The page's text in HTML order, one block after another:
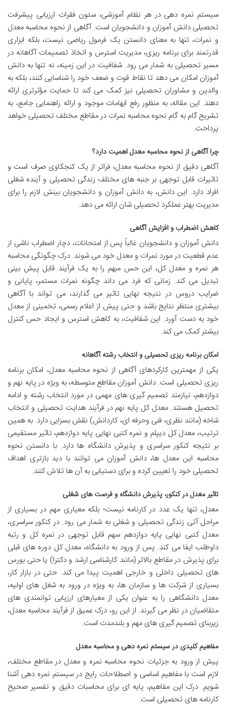
سیستم نمره دهی در هر نظام آموزشی، ستون فقرات ارزیابی پیشرفت
تحصیلی دانش آموزان و دانشجویان است. آگاهی از نحوه محاسبه معدل
و نمرات، تنها به معنای دانستن یک فرمول ریاضی نیست، بلکه ابزاری
قدرتمند برای برنامه ریزی، مدیریت استرس و اتخاذ تصمیمات آگاهانه در
مسیر تحصیلی به شمار می رود. شفافیت در این زمینه، نه تنها به دانش
آموزان امکان می دهد تا نقاط قوت و ضعف خود را شناسایی کنند، بلکه به
والدین و مشاوران تحصیلی نیز کمک می کند تا حمایت مؤثرتری ارائه
دهند. این مقاله، به منظور رفع ابهامات موجود و ارائه راهنمایی جامع، به
تشریح گام به گام نحوه محاسبه نمرات در مقاطع مختلف تحصیلی خواهد
پرداخت.
چرا آگاهی از نحوه محاسبه معدل اهمیت دارد؟
آگاهی دقیق از نحوه محاسبه معدل، فراتر از یک کنجکاوی صرف است و
تاثیرات قابل توجهی بر جنبه های مختلف زندگی تحصیلی و آینده شغلی
افراد دارد. این دانش، به دانش آموزان و دانشجویان بینش لازم را برای
مدیریت بهتر عملکرد تحصیلی شان ارائه می دهد.
کاهش اضطراب و افزایش آگاهی
دانش آموزان و دانشجویان غالباً پس از امتحانات، دچار اضطراب ناشی از
عدم قطعیت در مورد نمرات و معدل خود می شوند. درک چگونگی محاسبه
هر نمره و معدل کل، این حس مبهم را به یک فرآیند قابل پیش بینی
تبدیل می کند. زمانی که فرد می داند چگونه نمرات مستمر، پایانی و
ضرایب دروس در نتیجه نهایی تاثیر می گذارند، می تواند با آگاهی
بیشتری منتظر نتایج باشد و حتی پیش از اعلام رسمی، تخمینی از معدل
خود به دست آورد. این شفافیت، به کاهش استرس و ایجاد حس کنترل
بیشتر کمک می کند.
امکان برنامه ریزی تحصیلی و انتخاب رشته آگاهانه
یکی از مهمترین کارکردهای آگاهی از نحوه محاسبه معدل، امکان برنامه
ریزی تحصیلی است. دانش آموزان مقاطع متوسطه، به ویژه در پایه نهم و
دوازدهم، نیازمند تصمیم گیری های مهمی در مورد انتخاب رشته و ادامه
تحصیل هستند. معدل کل پایه نهم در فرآیند هدایت تحصیلی و انتخاب
شاخه (مانند نظری، فنی وحرفه ای، کاردانش) نقش بسزایی دارد. به همین
ترتیب، معدل کل دیپلم و نمره کتبی نهایی پایه دوازدهم، تاثیر مستقیمی
بر نتیجه کنکور سراسری و پذیرش دانشگاه ها دارد. با دانستن نحوه
محاسبه این معدل ها، دانش آموزان می توانند با دید بازتری اهداف
تحصیلی خود را تعیین کرده و برای دستیابی به آن ها تلاش کنند.
تاثیر معدل در کنکور، پذیرش دانشگاه و فرصت های شغلی
معدل، تنها یک عدد در کارنامه نیست؛ بلکه معیاری مهم در بسیاری از
مراحل آتی زندگی تحصیلی و شغلی به شمار می رود. در کنکور سراسری،
معدل کتبی نهایی پایه دوازدهم سهم قابل توجهی در نمره کل و رتبه
داوطلب ایفا می کند. پس از ورود به دانشگاه، معدل کل دوره های قبلی
برای پذیرش در مقاطع بالاتر (مانند کارشناسی ارشد و دکترا) یا حتی بورس
های تحصیلی داخلی و خارجی اهمیت پیدا می کند. حتی در بازار کار،
بسیاری از شرکت ها و سازمان ها، به ویژه در ورود به شغل های اولیه،
معدل دانشگاهی را به عنوان یکی از معیارهای ارزیابی توانمندی های
متقاضیان در نظر می گیرند. از این رو، درک عمیق از فرآیند محاسبه معدل،
زیربنای تصمیم گیری های مهم و بلندمدت است.
مفاهیم کلیدی در سیستم نمره دهی و محاسبه معدل
پیش از ورود به جزئیات نحوه محاسبه نمره و معدل در مقاطع مختلف،
لازم است با مفاهیم اساسی و اصطلاحات رایج در سیستم نمره دهی آشنا
شویم. درک این مفاهیم، پایه ای برای محاسبات دقیق و تفسیر صحیح
کارنامه های تحصیلی است.